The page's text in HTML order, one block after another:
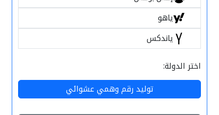
ياهو
ياندكس
اختر الدولة:
توليد رقم وهمي عشوائي